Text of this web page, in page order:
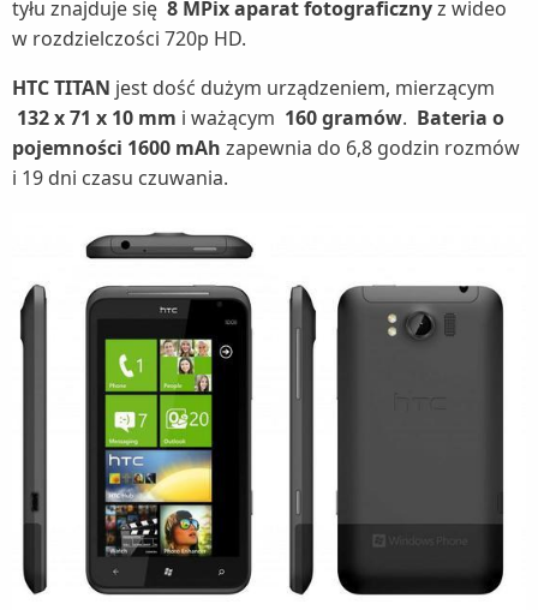
tyłu znajduje się 8 MPix aparat fotograficznyz wideo
w rozdzielczości 720p HD.
HTC TITAN jest dość dużym urządzeniem, mierzącym
132 x 71 x 10 mm i ważącym 160 gramów. Bateria o
pojemności 1600 mAh zapewnia do 6,8 godzin rozmów
i 19 dni czasu czuwania.